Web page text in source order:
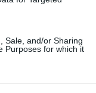
Sale, and/or Sharing
Purposes for which it
De a
ez az intézkedés